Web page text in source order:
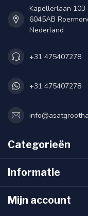
Kapellerlaan 103
6045AB
Nederland
+31 475407278
+31 475407278
Categorieën
Informatie
Mijn account